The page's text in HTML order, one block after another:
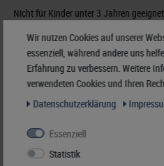
Nicht für Kinder unter 3 Jahren
34,50 €
inkl. ges. MwSt.zzgl.Versandkosten
Zubehör
Wir nutzen Cookies auf unserer
essenziell, während andere uns
Erfahrung zu verbessern. Weitere
verwendeten Cookies und Ihren
Daten­schutz­erklärung
Essenziell
Statistik